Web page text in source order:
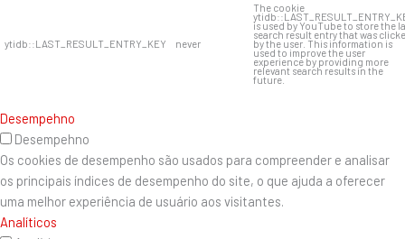
ytidb::LAST_RESULT_ENTRY_KEY never
The cookie
is used by YouTube to store the
search result entry that was
by the user. This information is
used to improve the user
experience by providing more
relevant search results in the
future.
Desempehno
Desempehno
Os cookies de desempenho são usados ​​para compreender e analisar
os principais índices de desempenho do site, o que ajuda a oferecer
uma melhor experiência de usuário aos visitantes.
Analíticos